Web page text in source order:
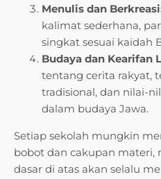
Menulis dan
kalimat sederhana,
singkat sesuai kaidah
Budaya dan Kearifan
tentang cerita rakyat,
tradisional, dan nilai-
dalam budaya Jawa.
Setiap sekolah mungkin
bobot dan cakupan materi,
dasar di atas akan selalu